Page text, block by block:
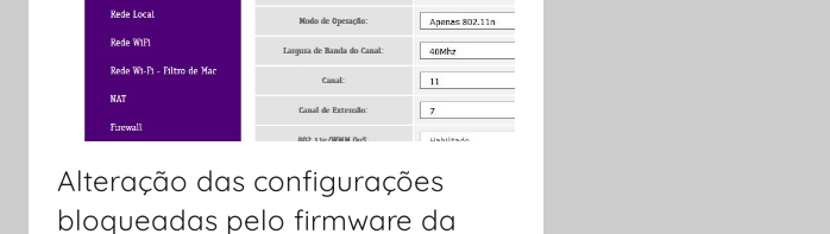
Alteração das configurações
bloqueadas pelo firmware da